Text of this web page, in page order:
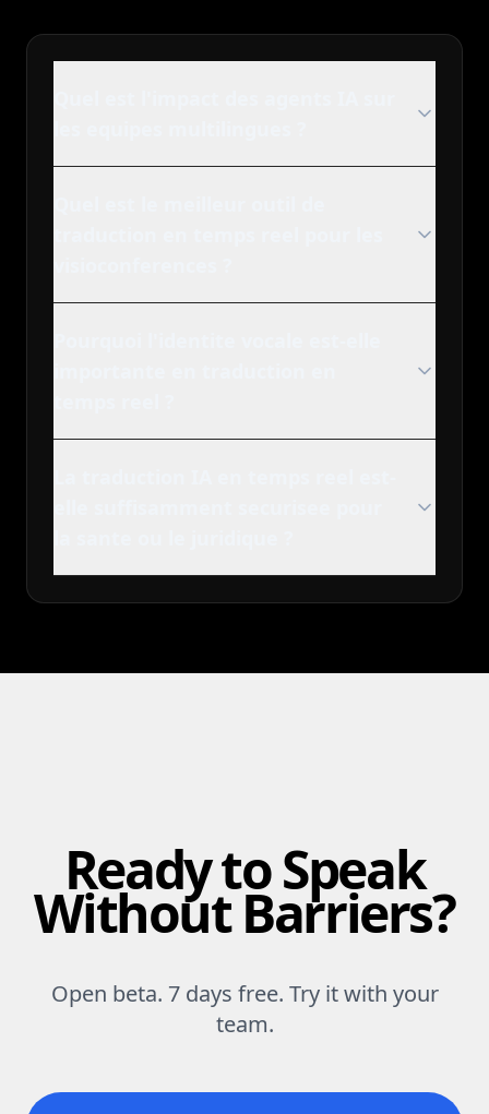
Ready to Speak
Without Barriers?
Open beta. 7 days free. Try it with your
team.